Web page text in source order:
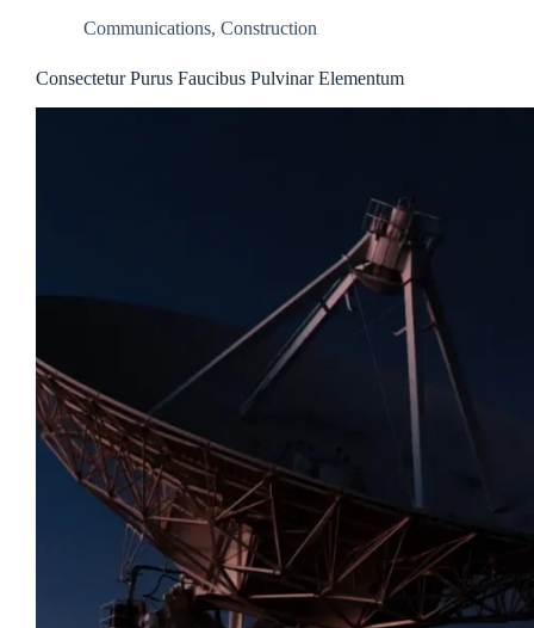
Communications, Construction
Consectetur Purus Faucibus Pulvinar Elementum